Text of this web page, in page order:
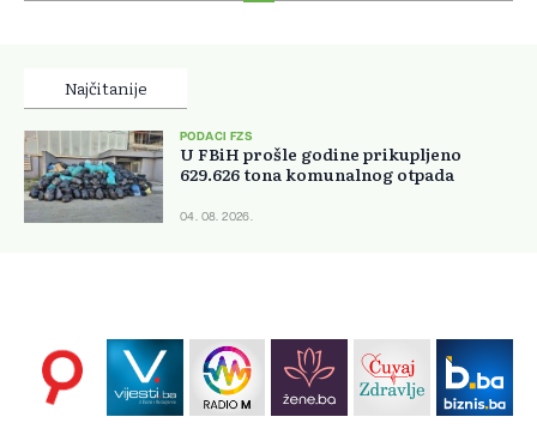
Najčitanije
PODACI FZS
U FBiH prošle godine prikupljeno
629.626 tona komunalnog otpada
04. 08. 2026.